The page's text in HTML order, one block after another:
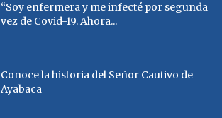
“Soy enfermera y me infecté por segunda
vez de Covid-19. Ahora...
Conoce la historia del Señor Cautivo de
Ayabaca